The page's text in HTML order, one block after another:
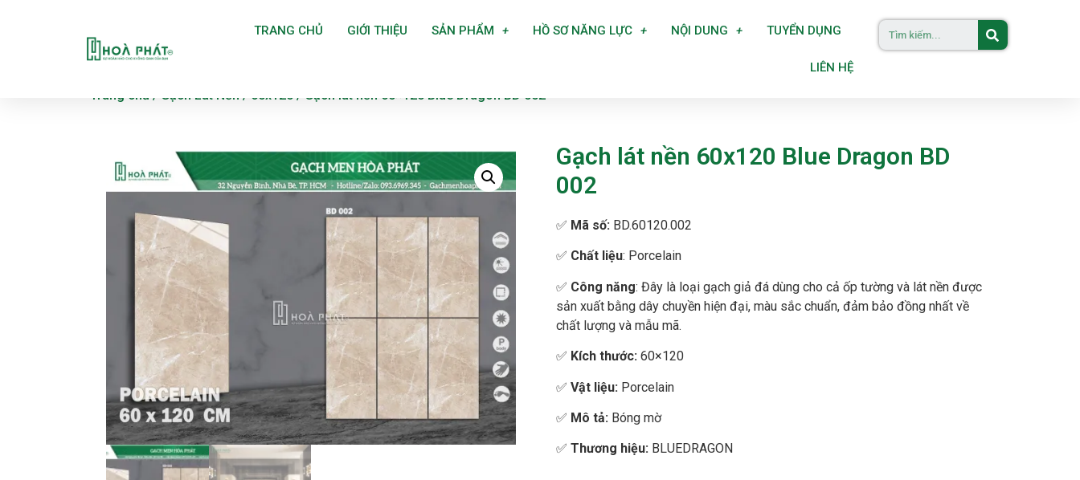
TRANG CHỦ GIỚI THIỆU SẢN PHẨM HỒ SƠ NĂNG LỰC NỘI DUNG TUYỂN DỤNG
LIÊN HỆ
Trang chủ / Gạch Lát Nền / 60x120 / Gạch lát nền 60×120 Blue Dragon BD 002
Gạch lát nền 60x120 Blue Dragon BD
002
✅ Mã số: BD.60120.002
✅ Chất liệu: Porcelain
✅ Công năng: Đây là loại gạch giả đá dùng cho cả ốp tường và lát nền được
sản xuất bằng dây chuyền hiện đại, màu sắc chuẩn, đảm bảo đồng nhất về
chất lượng và mẫu mã.
✅ Kích thước: 60×120
✅ Vật liệu: Porcelain
✅ Mô tả: Bóng mờ
✅ Thương hiệu: BLUEDRAGON